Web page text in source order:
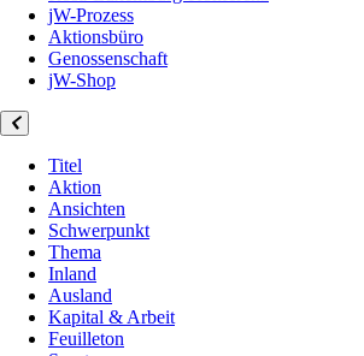
jW-Prozess
Aktionsbüro
Genossenschaft
jW-Shop
Titel
Aktion
Ansichten
Schwerpunkt
Thema
Inland
Ausland
Kapital & Arbeit
Feuilleton